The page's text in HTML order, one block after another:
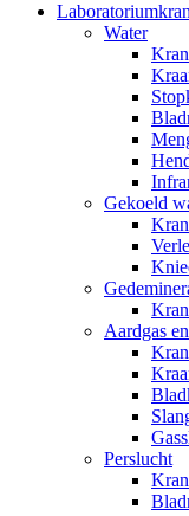
Water
Gekoeld
Aardgas
Perslucht